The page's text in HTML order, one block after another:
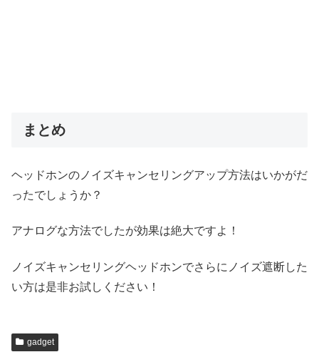
まとめ
ヘッドホンのノイズキャンセリングアップ方法はいかがだ
ったでしょうか？
アナログな方法でしたが効果は絶大ですよ！
ノイズキャンセリングヘッドホンでさらにノイズ遮断した
い方は是非お試しください！
gadget